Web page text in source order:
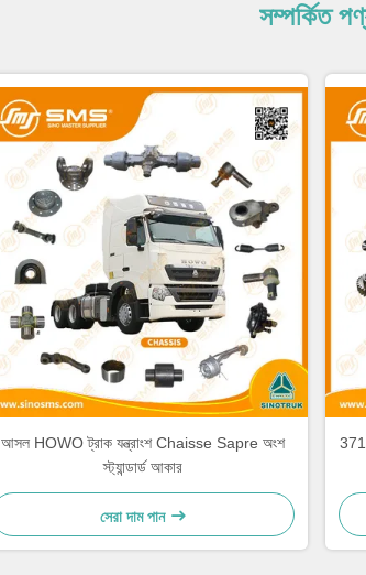
সম্পর্কিত
আসল HOWO ট্রাক যন্ত্রাংশ Chaisse Sapre অংশ
স্ট্যান্ডার্ড আকার
সেরা দাম পান
371